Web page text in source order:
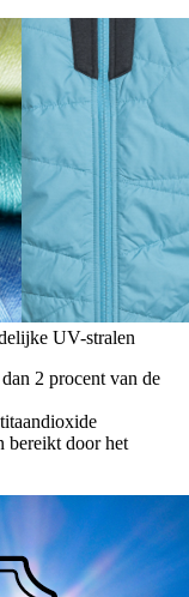
UV-stralen
2 procent van de
bereikt door het